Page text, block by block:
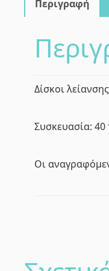
Περιγραφή
Δίσκοι
Συσκευασία: 40
Οι